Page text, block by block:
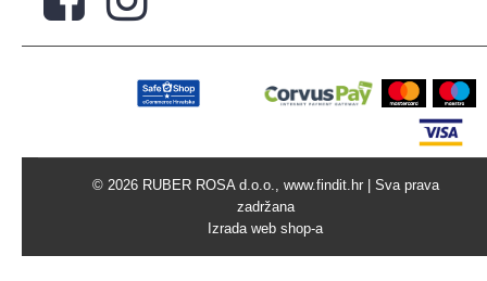
© 2026 RUBER ROSA d.o.o., www.findit.hr | Sva prava
zadržana
Izrada web shop-a